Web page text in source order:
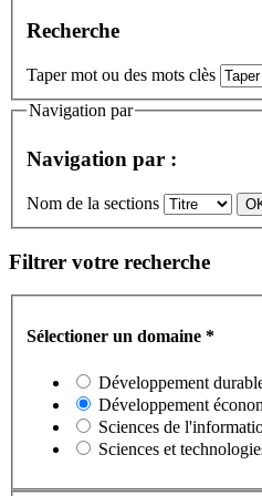
Recherche
Taper mot ou des mots clès
Navigation par
Navigation par :
Nom de la sections
Filtrer votre recherche
Sélectioner un domaine *
Développement
Développement
Sciences de
Sciences et